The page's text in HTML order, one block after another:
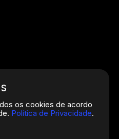
os cookies de acordo
Política de Privacidade.